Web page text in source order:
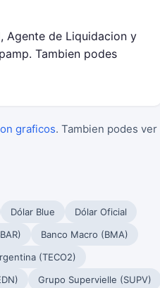
Agente de Liquidacion y
Tambien podes
graficos. Tambien podes ver
Dólar Blue
Dólar Oficial
Banco Macro (BMA)
(TECO2)
Grupo Supervielle (SUPV)